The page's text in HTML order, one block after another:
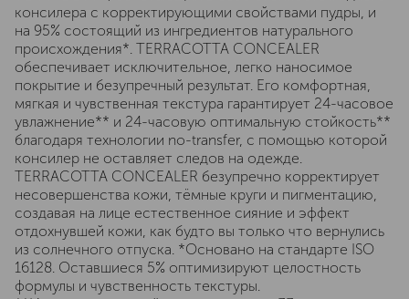
консилера с корректирующими свойствами пудры, и
на 95% состоящий из ингредиентов натурального
происхождения*. TERRACOTTA CONCEALER
обеспечивает исключительное, легко наносимое
покрытие и безупречный результат. Его комфортная,
мягкая и чувственная текстура гарантирует 24-часовое
увлажнение** и 24-часовую оптимальную стойкость**
благодаря технологии no-transfer, с помощью которой
консилер не оставляет следов на одежде.
TERRACOTTA CONCEALER безупречно корректирует
несовершенства кожи, тёмные круги и пигментацию,
создавая на лице естественное сияние и эффект
отдохнувшей кожи, как будто вы только что вернулись
из солнечного отпуска. *Основано на стандарте ISO
16128. Оставшиеся 5% оптимизируют целостность
формулы и чувственность текстуры.